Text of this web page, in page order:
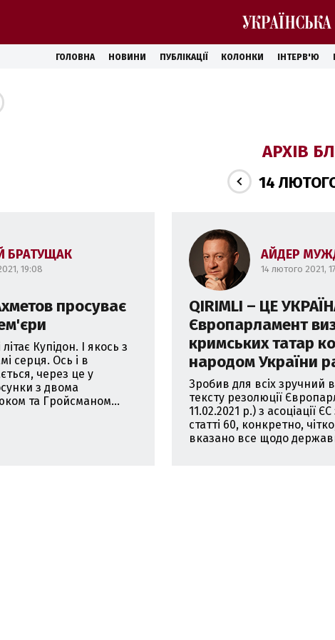
ГОЛОВНА НОВИНИ ПУБЛІКАЦІЇ КОЛОНКИ ІНТЕРВ'Ю
АРХІВ
14
БРАТУЩАК
19:08
просуває
Купідон. І якось з
серця. Ось і в
через це у
з двома
та Гройсманом...
АЙДЕР
14 лютого 2021,
QIRIMLI – ЦЕ
Європарламент
кримських татар
народом України
Зробив для всіх зручний
тексту резолюції
11.02.2021 р.) з асоціації
статті 60, конкретно,
вказано все щодо